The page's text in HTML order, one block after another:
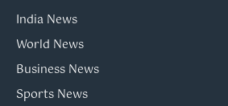
India News
World News
Business News
Sports News